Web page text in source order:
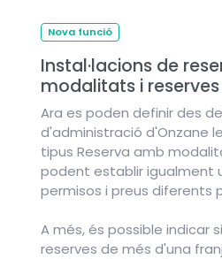
Nova funció
Instal·lacions de
modalitats i
Ara es poden definir des
d'administració d'Onzane
tipus Reserva amb
podent establir igualment
permisos i preus diferents
A més, és possible indicar
reserves de més d'una